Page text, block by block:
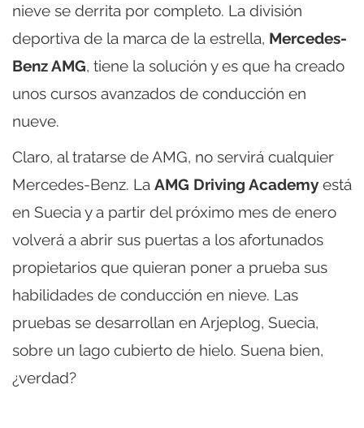
nieve se derrita por completo. La división
deportiva de la marca de la estrella, Mercedes-
Benz AMG, tiene la solución y es que ha creado
unos cursos avanzados de conducción en
nueve.
Claro, al tratarse de AMG, no servirá cualquier
Mercedes-Benz. La AMG Driving Academy está
en Suecia y a partir del próximo mes de enero
volverá a abrir sus puertas a los afortunados
propietarios que quieran poner a prueba sus
habilidades de conducción en nieve. Las
pruebas se desarrollan en Arjeplog, Suecia,
sobre un lago cubierto de hielo. Suena bien,
¿verdad?